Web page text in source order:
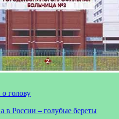
голову
в России – голубые береты